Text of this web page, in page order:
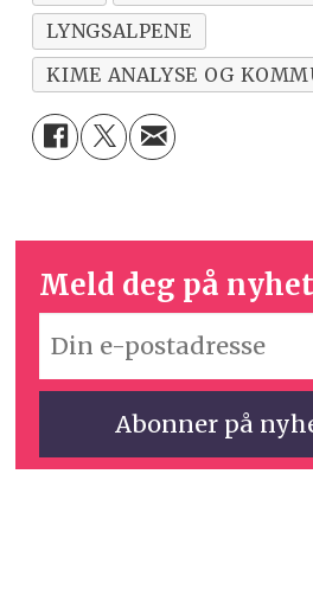
LYNGSALPENE
KIME ANALYSE OG
Meld deg på